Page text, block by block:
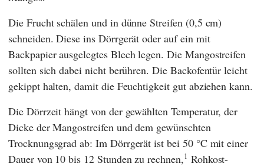
Die Frucht schälen und in dünne Streifen (0,5 cm)
schneiden. Diese ins Dörrgerät oder auf ein mit
Backpapier ausgelegtes Blech legen. Die Mangostreifen
sollten sich dabei nicht berühren. Die Backofentür leicht
gekippt halten, damit die Feuchtigkeit gut abziehen kann.
Die Dörrzeit hängt von der gewählten Temperatur, der
Dicke der Mangostreifen und dem gewünschten
Trocknungsgrad ab: Im Dörrgerät ist bei 50 °C mit einer
Dauer von 10 bis 12 Stunden zu rechnen,1 Rohkost-